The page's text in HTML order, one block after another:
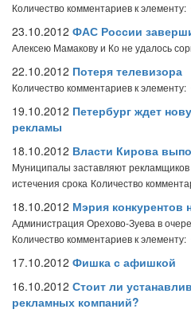
Количество комментариев к элементу:
23.10.2012 ФАС России
Алексею Мамакову и Ко не удалось
22.10.2012 Потеря телевизора
Количество комментариев к элементу:
19.10.2012 Петербург ждет
рекламы
18.10.2012 Власти Кирова
Муниципалы заставляют рекламщиков
истечения срока Количество
18.10.2012 Мэрия конкурентов
Администрация Орехово-Зуева в
Количество комментариев к элементу:
17.10.2012 Фишка с афишкой
16.10.2012 Стоит ли
рекламных компаний?